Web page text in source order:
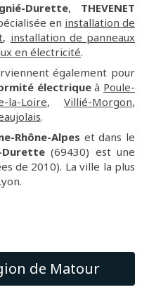
Durette, THEVENET
en installation de
, installation de panneaux
en électricité.
également pour
électriqueà Poule-
la-Loire, Villié-Morgon,
.
Rhône-Alpes et dans le
Durette(69430) est une
de 2010). La ville la plus
de Matour